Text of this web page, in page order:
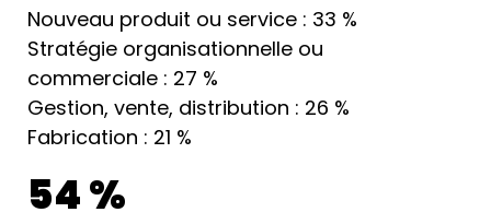
Nouveau produit ou service : 33 %
Stratégie organisationnelle ou
commerciale : 27 %
Gestion, vente, distribution : 26 %
Fabrication : 21 %
54 %